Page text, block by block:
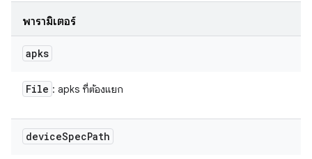
พารามิเตอร์
apks
File : apks ที่ต้องแยก
deviceSpecPath